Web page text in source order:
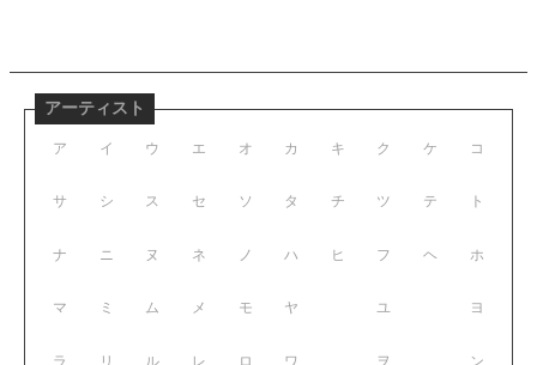
アーティスト
ア イ ウ エ オ
サ シ ス セ ソ
ナ ニ ヌ ネ ノ
マ ミ ム メ モ
ラ リ ル レ ロ
カ キ ク ケ コ
タ チ ツ テ ト
ハ ヒ フ ヘ ホ
ヤ ユ ヨ
ワ ヲ ン